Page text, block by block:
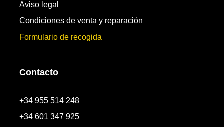
Aviso legal
Condiciones de venta y reparación
Formulario de recogida
Contacto
+34 955 514 248
+34 601 347 925